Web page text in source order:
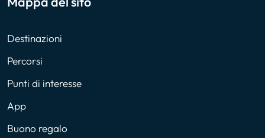
Destinazioni
Percorsi
Punti di interesse
App
Buono regalo